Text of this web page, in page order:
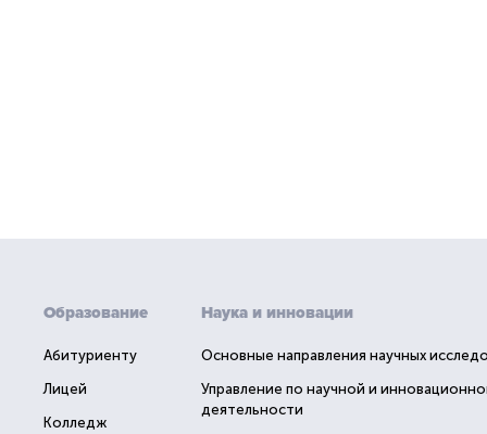
Образование
Абитуриенту
Лицей
Колледж
Наука и инновации
Основные направления научных
Управление по научной и
деятельности